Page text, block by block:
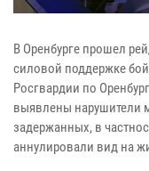
В Оренбурге прошел
силовой поддержке
Росгвардии по
выявлены нарушители
задержанных, в
аннулировали вид на